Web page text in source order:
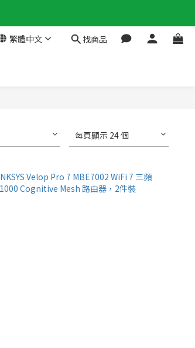
繁體中文 找商品
每頁顯示 24 個